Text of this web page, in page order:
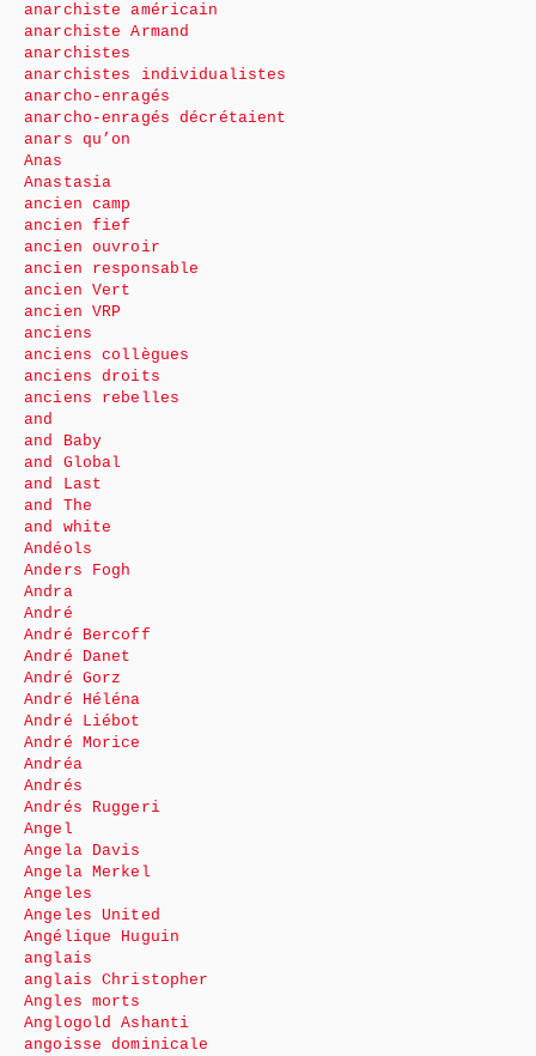
anarchiste américain
anarchiste Armand
anarchistes
anarchistes individualistes
anarcho-enragés
anarcho-enragés décrétaient
anars qu’on
Anas
Anastasia
ancien camp
ancien fief
ancien ouvroir
ancien responsable
ancien Vert
ancien VRP
anciens
anciens collègues
anciens droits
anciens rebelles
and
and Baby
and Global
and Last
and The
and white
Andéols
Anders Fogh
Andra
André
André Bercoff
André Danet
André Gorz
André Héléna
André Liébot
André Morice
Andréa
Andrés
Andrés Ruggeri
Angel
Angela Davis
Angela Merkel
Angeles
Angeles United
Angélique Huguin
anglais
anglais Christopher
Angles morts
Anglogold Ashanti
angoisse dominicale